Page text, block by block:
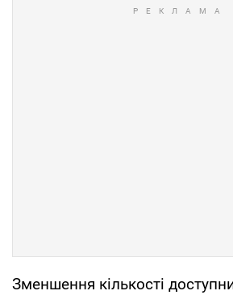
Зменшення кількості